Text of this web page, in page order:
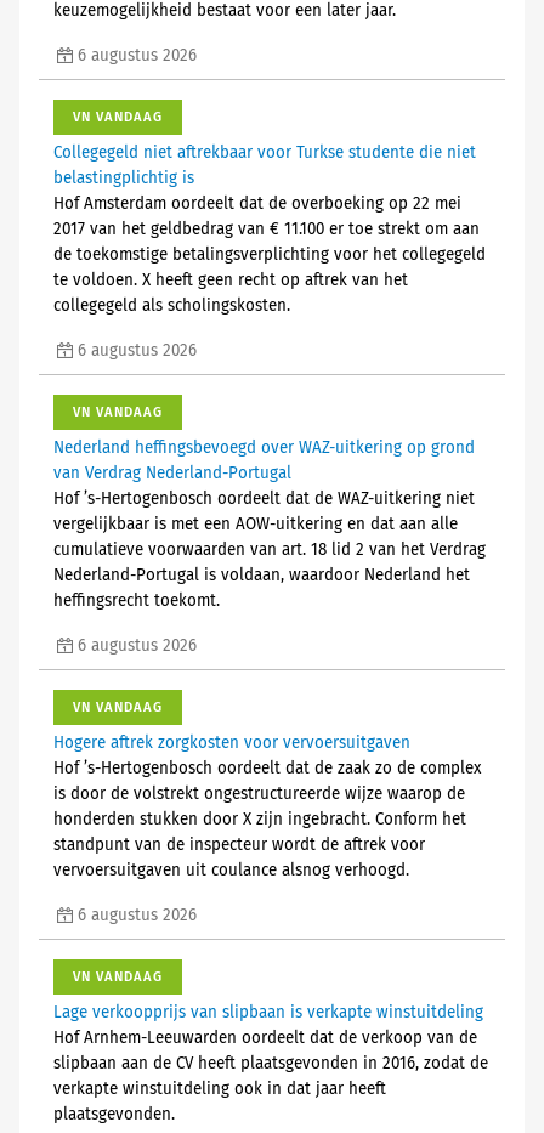
keuzemogelijkheid bestaat voor een later jaar.
6 augustus 2026
VN VANDAAG
Collegegeld niet aftrekbaar voor Turkse studente die niet
belastingplichtig is
Hof Amsterdam oordeelt dat de overboeking op 22 mei
2017 van het geldbedrag van € 11.100 er toe strekt om aan
de toekomstige betalingsverplichting voor het collegegeld
te voldoen. X heeft geen recht op aftrek van het
collegegeld als scholingskosten.
6 augustus 2026
VN VANDAAG
Nederland heffingsbevoegd over WAZ-uitkering op grond
van Verdrag Nederland-Portugal
Hof ’s-Hertogenbosch oordeelt dat de WAZ-uitkering niet
vergelijkbaar is met een AOW-uitkering en dat aan alle
cumulatieve voorwaarden van art. 18 lid 2 van het Verdrag
Nederland-Portugal is voldaan, waardoor Nederland het
heffingsrecht toekomt.
6 augustus 2026
VN VANDAAG
Hogere aftrek zorgkosten voor vervoersuitgaven
Hof ’s-Hertogenbosch oordeelt dat de zaak zo de complex
is door de volstrekt ongestructureerde wijze waarop de
honderden stukken door X zijn ingebracht. Conform het
standpunt van de inspecteur wordt de aftrek voor
vervoersuitgaven uit coulance alsnog verhoogd.
6 augustus 2026
VN VANDAAG
Lage verkoopprijs van slipbaan is verkapte winstuitdeling
Hof Arnhem-Leeuwarden oordeelt dat de verkoop van de
slipbaan aan de CV heeft plaatsgevonden in 2016, zodat de
verkapte winstuitdeling ook in dat jaar heeft
plaatsgevonden.